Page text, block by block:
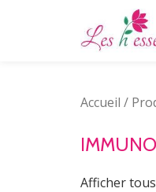
Accueil /
Afficher